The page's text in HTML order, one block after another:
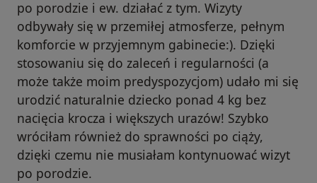
po porodzie i ew. działać z tym. Wizyty
odbywały się w przemiłej atmosferze, pełnym
komforcie w przyjemnym gabinecie:). Dzięki
stosowaniu się do zaleceń i regularności (a
może także moim predyspozycjom) udało mi się
urodzić naturalnie dziecko ponad 4 kg bez
nacięcia krocza i większych urazów! Szybko
wróciłam również do sprawności po ciąży,
dzięki czemu nie musiałam kontynuować wizyt
po porodzie.